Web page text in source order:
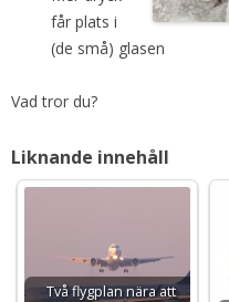
får plats i
(de små) glasen
Vad tror du?
Liknande innehåll
Två flygplan nära att